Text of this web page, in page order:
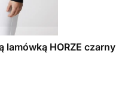
lamówką HORZE czarny